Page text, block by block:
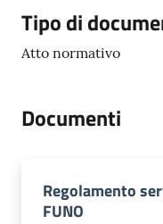
Tipo di
Atto normativo
Documenti
Regolamento
FUNO